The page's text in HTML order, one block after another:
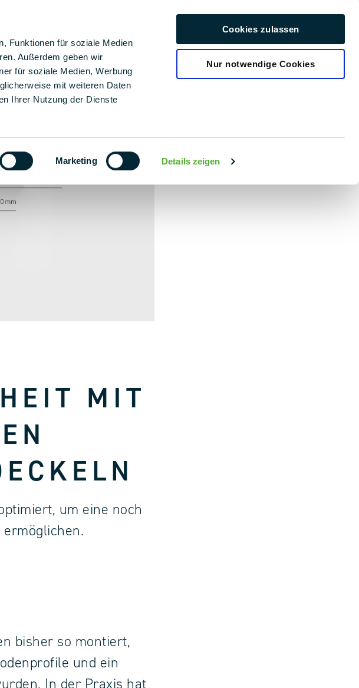
Funktionen für soziale Medien
Außerdem geben wir
für soziale Medien, Werbung
mit weiteren Daten
Ihrer Nutzung der Dienste
Marketing Details zeigen
Cookies zulassen
Nur notwendige Cookies
MIT
um eine noch
bisher so montiert,
und ein
In der Praxis hat